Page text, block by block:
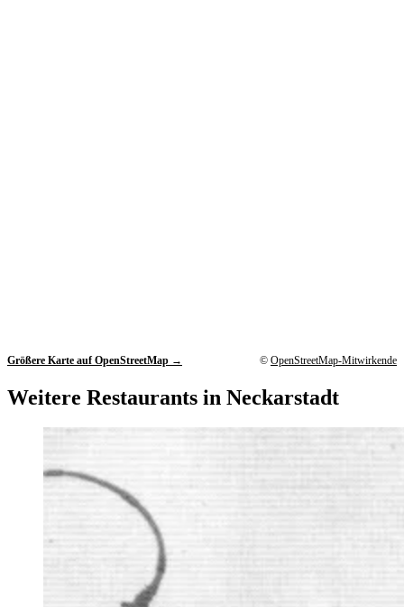
Größere Karte auf OpenStreetMap → © OpenStreetMap-Mitwirkende
Weitere Restaurants in Neckarstadt